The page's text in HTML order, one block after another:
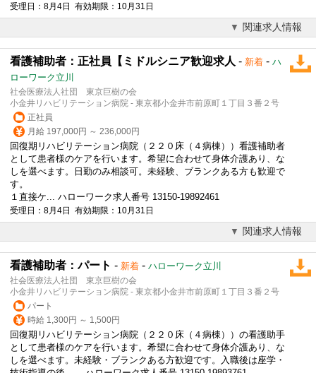
受理日：8月4日 有効期限：10月31日
関連求人情報
看護補助者：正社員【ミドルシニア歓迎求人 - 新着 - ハ
ローワーク立川
社会医療法人社団 東京巨樹の会
小金井リハビリテーション病院 - 東京都小金井市前原町１丁目３番２号
正社員
月給 197,000円 ～ 236,000円
回復期リハビリテーション病院（２２０床（４病棟））看護補助者
として患者様のケアを行います。希望に合わせて身体介護あり、な
しを選べます。日勤のみ相談可。未経験、ブランクある方も歓迎で
す。
１直接ケ... ハローワーク求人番号 13150-19892461
受理日：8月4日 有効期限：10月31日
関連求人情報
看護補助者：パート - 新着 - ハローワーク立川
社会医療法人社団 東京巨樹の会
小金井リハビリテーション病院 - 東京都小金井市前原町１丁目３番２号
パート
時給 1,300円 ～ 1,500円
回復期リハビリテーション病院（２２０床（４病棟））の看護助手
として患者様のケアを行います。希望に合わせて身体介護あり、な
しを選べます。未経験・ブランクある方歓迎です。入職後は座学・